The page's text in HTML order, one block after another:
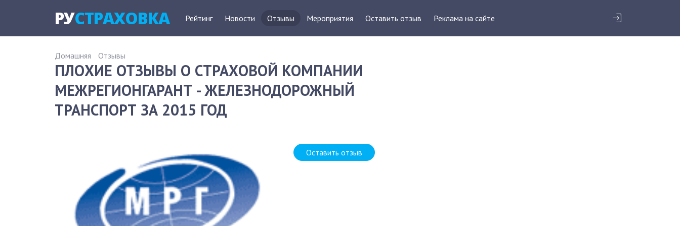
РУСТРАХОВКА Рейтинг Новости Отзывы Мероприятия Оставить отзыв Реклама на сайте
Домашняя Отзывы
ПЛОХИЕ ОТЗЫВЫ О СТРАХОВОЙ КОМПАНИИ
МЕЖРЕГИОНГАРАНТ - ЖЕЛЕЗНОДОРОЖНЫЙ
ТРАНСПОРТ ЗА 2015 ГОД
Оставить отзыв